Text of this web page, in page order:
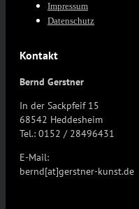
Impressum
Datenschutz
Kontakt
Bernd Gerstner
In der Sackpfeif 15
68542 Heddesheim
Tel.: 0152 / 28496431
E-Mail:
bernd[at]gerstner-kunst.de